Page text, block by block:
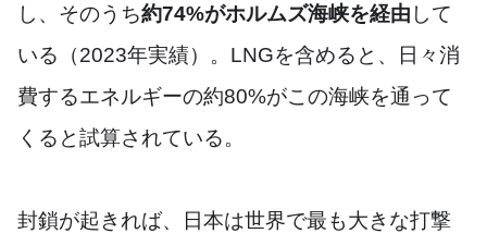
し、そのうち約74%がホルムズ海峡を経由 して
いる（2023年実績）。LNGを含めると、日々消
費するエネルギーの約80%がこの海峡を通って
くると試算されている。
封鎖が起きれば、日本は世界で最も大きな打撃